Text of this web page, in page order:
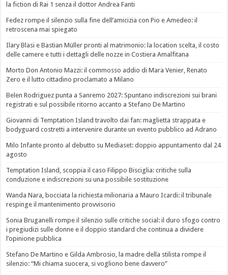
la fiction di Rai 1 senza il dottor Andrea Fanti
Fedez rompe il silenzio sulla fine dell’amicizia con Pio e Amedeo: il
retroscena mai spiegato
Ilary Blasi e Bastian Müller pronti al matrimonio: la location scelta, il costo
delle camere e tutti i dettagli delle nozze in Costiera Amalfitana
Morto Don Antonio Mazzi: il commosso addio di Mara Venier, Renato
Zero e il lutto cittadino proclamato a Milano
Belen Rodriguez punta a Sanremo 2027: Spuntano indiscrezioni sui brani
registrati e sul possibile ritorno accanto a Stefano De Martino
Giovanni di Temptation Island travolto dai fan: maglietta strappata e
bodyguard costretti a intervenire durante un evento pubblico ad Adrano
Milo Infante pronto al debutto su Mediaset: doppio appuntamento dal 24
agosto
Temptation Island, scoppia il caso Filippo Bisciglia: critiche sulla
conduzione e indiscrezioni su una possibile sostituzione
Wanda Nara, bocciata la richiesta milionaria a Mauro Icardi: il tribunale
respinge il mantenimento provvisorio
Sonia Bruganelli rompe il silenzio sulle critiche social: il duro sfogo contro
i pregiudizi sulle donne e il doppio standard che continua a dividere
l’opinione pubblica
Stefano De Martino e Gilda Ambrosio, la madre della stilista rompe il
silenzio: “Mi chiama suocera, si vogliono bene davvero”